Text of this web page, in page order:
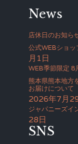
News
店休日のお知
公式WEBショ
月1日
WEB季節限定 8
熊本県熊本地方
お届けについて
2026年7月
ジャパニーズイ
28日
SNS